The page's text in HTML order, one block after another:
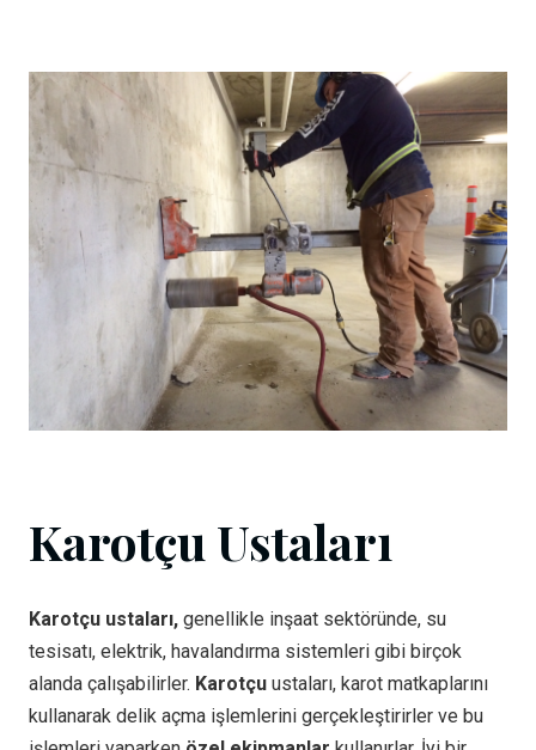
Karotçu Ustaları
Karotçu ustaları, genellikle inşaat sektöründe, su
tesisatı, elektrik, havalandırma sistemleri gibi birçok
alanda çalışabilirler. Karotçu ustaları, karot matkaplarını
kullanarak delik açma işlemlerini gerçekleştirirler ve bu